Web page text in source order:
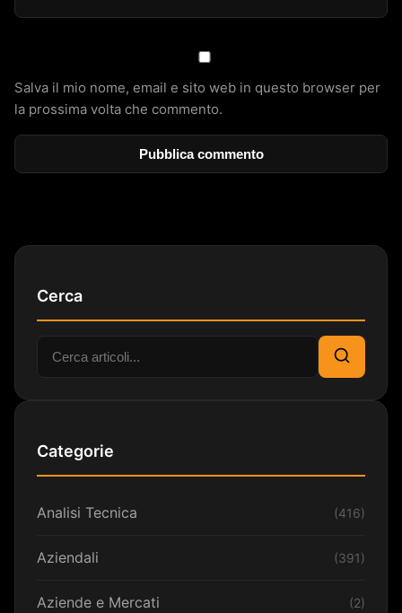
Salva il mio nome, email e sito web in questo browser per
la prossima volta che commento.
Cerca
Cerca:
Cerca
Categorie
Analisi Tecnica (416)
Aziendali (391)
Aziende e Mercati (2)